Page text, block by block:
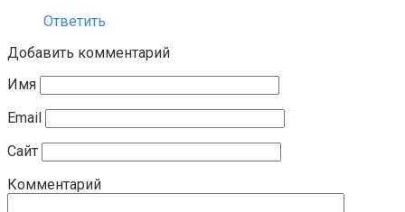
Ответить
Добавить комментарий
Имя
Email
Сайт
Комментарий